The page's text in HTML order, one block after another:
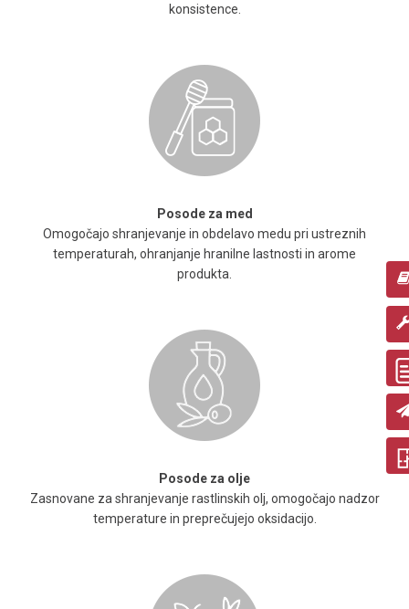
konsistence.
Posode za med
Omogočajo shranjevanje in obdelavo medu pri ustreznih
temperaturah, ohranjanje hranilne lastnosti in arome
produkta.
Posode za olje
Zasnovane za shranjevanje rastlinskih olj, omogočajo nadzor
temperature in preprečujejo oksidacijo.